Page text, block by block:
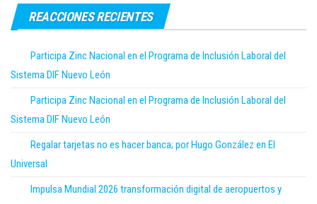
REACCIONES RECIENTES
Participa Zinc Nacional en el Programa de Inclusión Laboral del
Sistema DIF Nuevo León
Participa Zinc Nacional en el Programa de Inclusión Laboral del
Sistema DIF Nuevo León
Regalar tarjetas no es hacer banca; por Hugo González en El
Universal
Impulsa Mundial 2026 transformación digital de aeropuertos y